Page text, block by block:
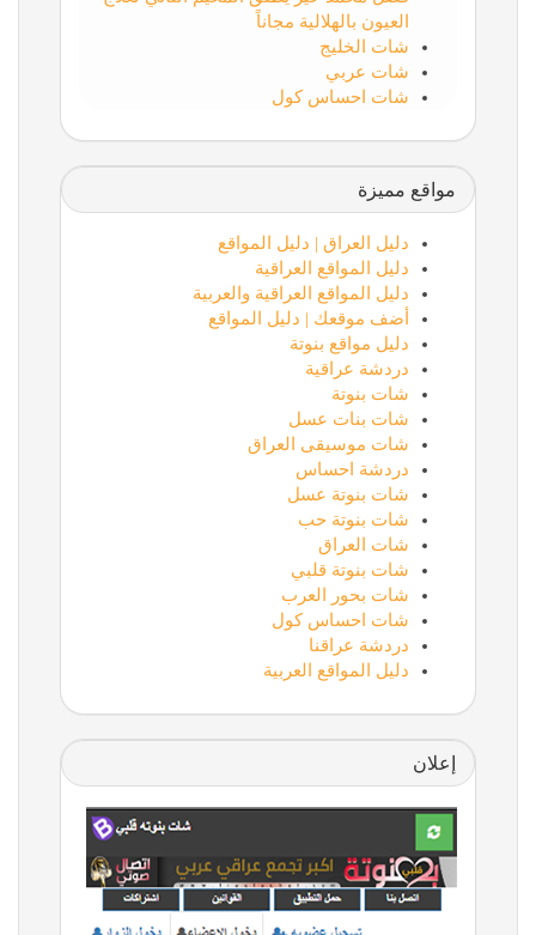
العيون بالهلالية مجاناً
شات الخليج
شات عربي
شات احساس كول
مواقع مميزة
دليل العراق | دليل المواقع
دليل المواقع العراقية
دليل المواقع العراقية والعربية
أضف موقعك | دليل المواقع
دليل مواقع بنوتة
دردشة عراقية
شات بنوتة
شات بنات عسل
شات موسيقى العراق
دردشة احساس
شات بنوتة عسل
شات بنوتة حب
شات العراق
شات بنوتة قلبي
شات بحور العرب
شات احساس كول
دردشة عراقنا
دليل المواقع العربية
إعلان